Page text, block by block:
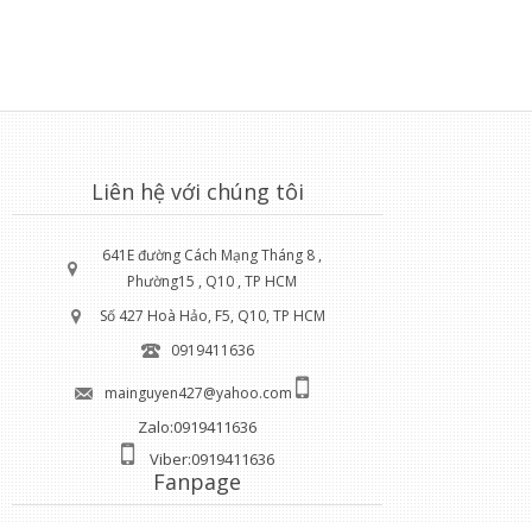
Liên hệ với chúng tôi
641E đường Cách Mạng Tháng 8 ,
Phường15 , Q10 , TP HCM
Số 427 Hoà Hảo, F5, Q10, TP HCM
0919411636
mainguyen427@yahoo.com
Zalo:0919411636
Viber:0919411636
Fanpage